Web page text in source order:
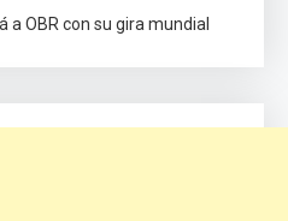
a OBR con su gira mundial